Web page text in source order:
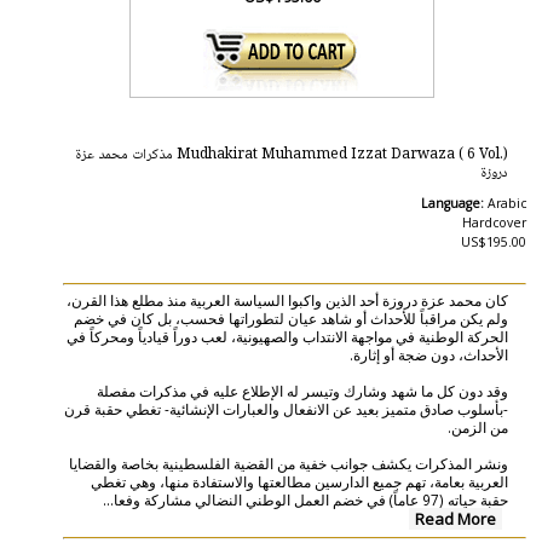
Mudhakirat Muhammed Izzat Darwaza ( 6 Vol.) مذكرات محمد عزة
دروزة
Language: Arabic
Hardcover
US$195.00
كان محمد عزة دروزة أحد الذين واكبوا السياسة العربية منذ مطلع هذا القرن،
ولم يكن مراقباً للأحداث أو شاهد عيان لتطوراتها فحسب، بل كان في خضم
الحركة الوطنية في مواجهة الانتداب والصهيونية، لعب دوراً قيادياً ومحركاً في
الأحداث، دون ضجة أو إثارة.
وقد دون كل ما شهد وشارك وتيسر له الإطلاع عليه في مذكرات مفصلة
-بأسلوب صادق متميز بعيد عن الانفعال والعبارات الإنشائية- تغطي حقبة قرن
من الزمن.
ونشر المذكرات يكشف جوانب خفية من القضية الفلسطينية بخاصة والقضايا
العربية بعامة، تهم جميع الدارسين مطالعتها والاستفادة منها، وهي تغطي
حقبة حياته (97 عاماً) في خضم العمل الوطني النضالي مشاركة وفعا
...
Read More